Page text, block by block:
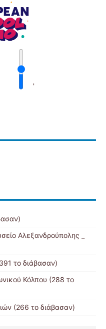
'
Αλεξανδρούπολης _
το διάβασαν)
Κόλπου (288 το
(266 το διάβασαν)